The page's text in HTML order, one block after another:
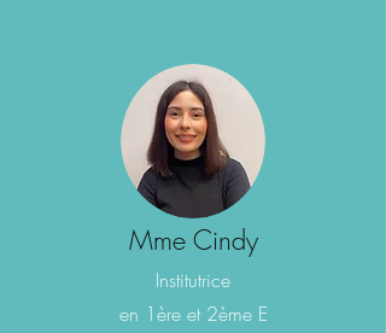
Mme Cindy
Institutrice
en 1ère et 2ème E